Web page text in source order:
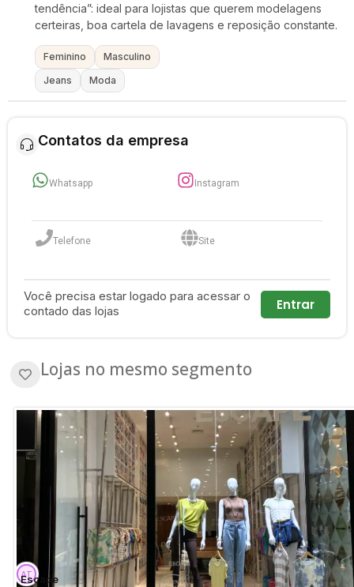
tendência”: ideal para lojistas que querem modelagens
certeiras, boa cartela de lavagens e reposição constante.
Feminino
Masculino
Jeans
Moda
Contatos da empresa
Whatsapp Instagram
Telefone Site
Você precisa estar logado para acessar o
contado das lojas
Entrar
Lojas no mesmo segmento
Escape